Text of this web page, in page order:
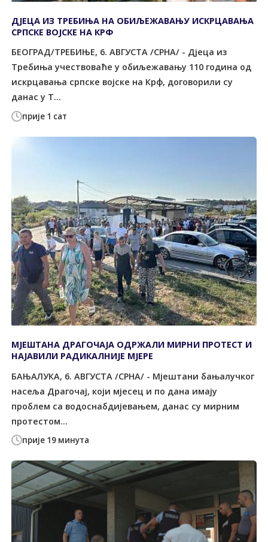
прије 1 сат
ДЈЕЦА ИЗ ТРЕБИЊА НА ОБИЉЕЖАВАЊУ ИСКРЦАВАЊА
СРПСКЕ ВОЈСКЕ НА КРФ
БЕОГРАД/ТРЕБИЊЕ, 6. АВГУСТА /СРНА/ - Дјеца из
Требиња учествоваће у обиљежавању 110 година од
искрцавања српске војске на Крф, договорили су
данас у Т...
прије 19 минута
МЈЕШТАНА ДРАГОЧАЈА ОДРЖАЛИ МИРНИ ПРОТЕСТ И
НАЈАВИЛИ РАДИКАЛНИЈЕ МЈЕРЕ
БАЊАЛУКА, 6. АВГУСТА /СРНА/ - Мјештани бањалучког
насеља Драгочај, који мјесец и по дана имају
проблем са водоснабдијевањем, данас су мирним
протестом...